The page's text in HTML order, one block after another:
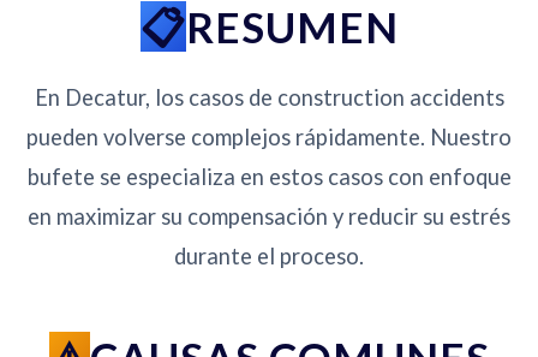
RESUMEN
En Decatur, los casos de construction accidents
pueden volverse complejos rápidamente. Nuestro
bufete se especializa en estos casos con enfoque
en maximizar su compensación y reducir su estrés
durante el proceso.